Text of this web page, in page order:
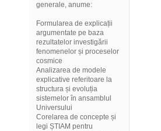
generale, anume:
Formularea de explicații
argumentate pe baza
rezultatelor investigării
fenomenelor și proceselor
cosmice
Analizarea de modele
explicative referitoare la
structura și evoluția
sistemelor în ansamblul
Universului
Corelarea de concepte și
legi ȘTIAM pentru